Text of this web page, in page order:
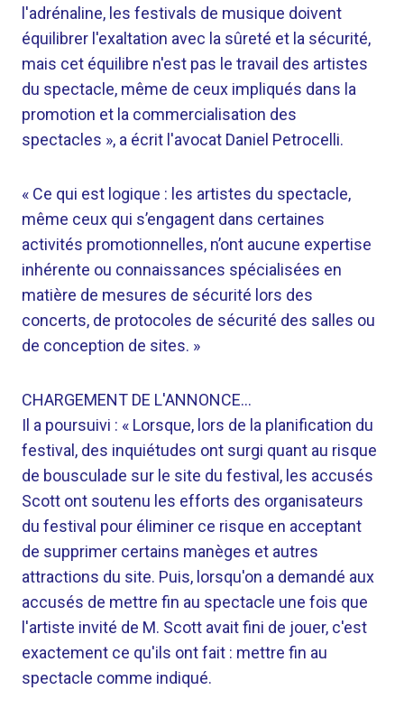
l'adrénaline, les festivals de musique doivent
équilibrer l'exaltation avec la sûreté et la sécurité,
mais cet équilibre n'est pas le travail des artistes
du spectacle, même de ceux impliqués dans la
promotion et la commercialisation des
spectacles », a écrit l'avocat Daniel Petrocelli.
« Ce qui est logique : les artistes du spectacle,
même ceux qui s’engagent dans certaines
activités promotionnelles, n’ont aucune expertise
inhérente ou connaissances spécialisées en
matière de mesures de sécurité lors des
concerts, de protocoles de sécurité des salles ou
de conception de sites. »
CHARGEMENT DE L'ANNONCE…
Il a poursuivi : « Lorsque, lors de la planification du
festival, des inquiétudes ont surgi quant au risque
de bousculade sur le site du festival, les accusés
Scott ont soutenu les efforts des organisateurs
du festival pour éliminer ce risque en acceptant
de supprimer certains manèges et autres
attractions du site. Puis, lorsqu'on a demandé aux
accusés de mettre fin au spectacle une fois que
l'artiste invité de M. Scott avait fini de jouer, c'est
exactement ce qu'ils ont fait : mettre fin au
spectacle comme indiqué.